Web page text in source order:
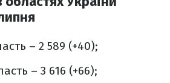
– 2 589 (+40);
– 3 616 (+66);